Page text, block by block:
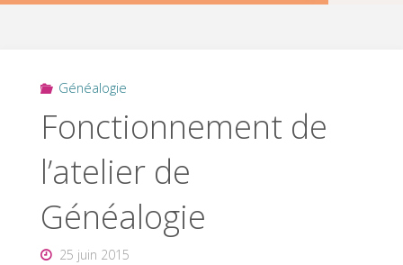
Généalogie
Fonctionnement de
l’atelier de
Généalogie
25 juin 2015